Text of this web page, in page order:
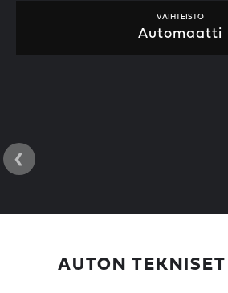
VAIHTEISTO
Automaatti
‹
AUTON